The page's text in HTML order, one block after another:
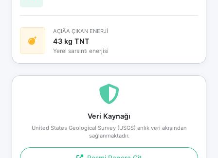
AÇIÄA ÇIKAN ENERJİ
43 kg TNT
Yerel sarsıntı enerjisi
Veri Kaynağı
United States Geological Survey (USGS) anlık veri akışından
sağlanmaktadır.